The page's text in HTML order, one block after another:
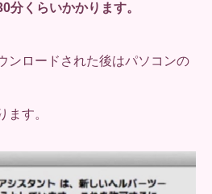
分くらいかかります。
ンロードされた後はパソコンの
ます。